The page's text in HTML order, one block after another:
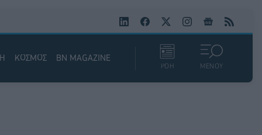
ΚΟΣΜΟΣ BN MAGAZINE
ΡΟΗ ΜΕΝΟΥ